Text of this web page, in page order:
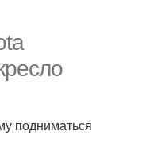
подниматься